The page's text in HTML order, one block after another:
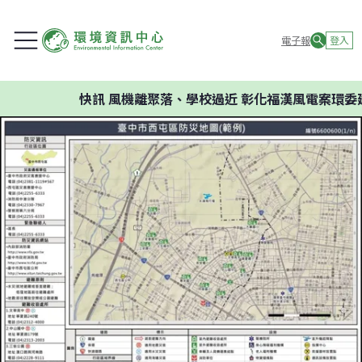
電子報 登入
風機離聚落、學校過近 彰化福漢風電案環委建議不應